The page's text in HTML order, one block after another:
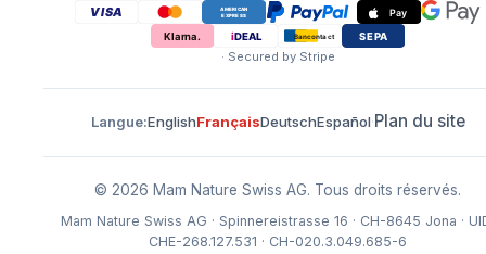
· Secured by Stripe
Langue:EnglishFrançaisDeutschEspañol·Plan du site
© 2026 Mam Nature Swiss AG. Tous droits réservés.
Mam Nature Swiss AG · Spinnereistrasse 16 · CH-8645 Jona ·
CHE-268.127.531 · CH-020.3.049.685-6